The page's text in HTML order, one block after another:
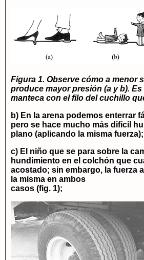
Figura 1. Observe cómo a menor
produce mayor presión (a y b).
manteca con el filo del cuchillo
b) En la arena podemos enterrar
pero se hace mucho más difícil
plano (aplicando la misma fuerza);
c) El niño que se para sobre la
hundimiento en el colchón que
acostado; sin embargo, la fuerza
la misma en ambos
casos (fig. 1);